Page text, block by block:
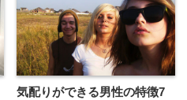
気配りができる男性の特徴7